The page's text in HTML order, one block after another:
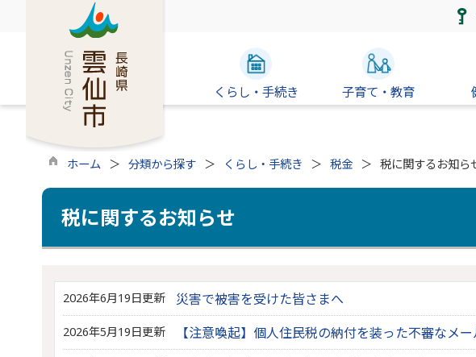
くらし・手続き 子育て・教育
ホーム 分類から探す くらし・手続き 税金 税に関するお知ら
税に関するお知らせ
2026年6月19日更新 災害で被害を受けた皆さまへ
2026年5月19日更新 【注意喚起】個人住民税の納付を装った不審なメ